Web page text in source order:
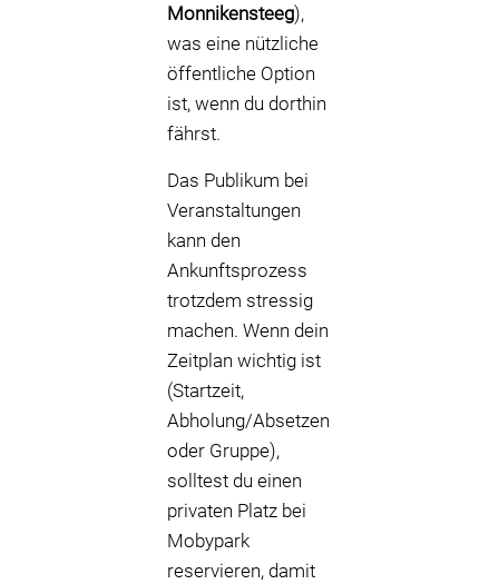
Monnikensteeg),
was eine nützliche
öffentliche Option
ist, wenn du dorthin
fährst.
Das Publikum bei
Veranstaltungen
kann den
Ankunftsprozess
trotzdem stressig
machen. Wenn dein
Zeitplan wichtig ist
(Startzeit,
Abholung/Absetzen
oder Gruppe),
solltest du einen
privaten Platz bei
Mobypark
reservieren, damit